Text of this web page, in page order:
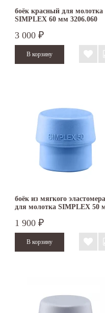
боёк красный для молотка
SIMPLEX 60 мм 3206.060
3 000 ₽
боёк из мягкого эластомера
для молотка SIMPLEX 50
1 900 ₽